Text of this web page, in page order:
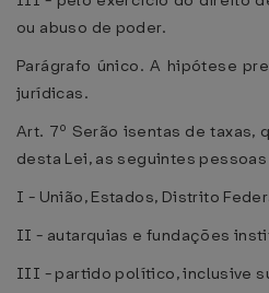
ou abuso de poder.
Parágrafo único. A hipótese
jurídicas.
Art. 7º Serão isentas de taxas,
desta Lei, as seguintes
I - União, Estados, Distrito
II - autarquias e fundações
III - partido político, inclusive